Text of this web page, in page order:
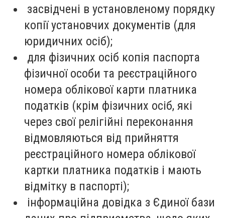
засвідчені в установленому порядку
копії установчих документів (для
юридичних осіб);
для фізичних осіб копія паспорта
фізичної особи та реєстраційного
номера облікової карти платника
податків (крім фізичних осіб, які
через свої релігійні переконання
відмовляються від прийняття
реєстраційного номера облікової
картки платника податків і мають
відмітку в паспорті);
інформаційна довідка з Єдиної бази